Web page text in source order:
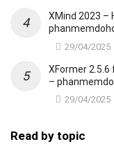
XMind 2023 –
29/04/2025
XFormer 2.5.6
–
29/04/2025
Read by topic